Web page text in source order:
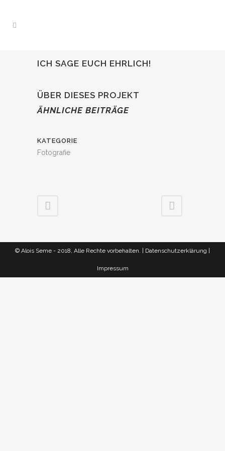
ICH SAGE EUCH EHRLICH!
ÜBER DIESES PROJEKT
ÄHNLICHE BEITRÄGE
KATEGORIE
Fotografie
© Alois Seme - 2018, Alle Rechte vorbehalten. | Datenschutzerklärung
Impressum